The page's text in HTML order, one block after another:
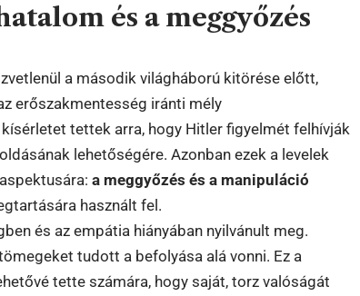
és a meggyőzés
a második világháború kitörése előtt,
erőszakmentesség iránti mély
tettek arra, hogy Hitler figyelmét felhívják
lehetőségére. Azonban ezek a levelek
a meggyőzés és a manipuláció
használt fel.
és az empátia hiányában nyilvánult meg.
tudott a befolyása alá vonni. Ez a
tette számára, hogy saját, torz valóságát